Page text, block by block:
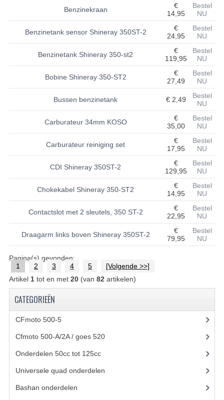
KETTING EN TANDWIELEN
KOEL SYSTEEM
MOTOR
REM SYSTEEM
SCHOKBREKERS
STUUR INRICHTING
GEREEDSCHAP
BASHAN 250-11B
KAPPEN EN FRAME
Benzinekraan
€
14,95
Bestel
NU
Benzinetank sensor Shineray 350ST-2
€
24,95
Bestel
NU
Benzinetank Shineray 350-st2
€
119,95
Bestel
NU
Bobine Shineray 350-ST2
€
27,49
Bestel
NU
Bussen benzinetank € 2,49
Bestel
NU
Carburateur 34mm KOSO
€
35,00
Bestel
NU
Carburateur reiniging set
€
17,95
Bestel
NU
CDI Shineray 350ST-2
€
129,95
Bestel
NU
Chokekabel Shineray 350-ST2
€
14,95
Bestel
NU
Contactslot met 2 sleutels, 350 ST-2
€
22,95
Bestel
NU
Draagarm links boven Shineray 350ST-2
€
79,95
Bestel
NU
Pagina(s) gevonden:
1
2 3 4 5
[Volgende >>]
Artikel 1tot en met 20(van 82artikelen)
CATEGORIEËN
CFmoto 500-5(5)
Cfmoto 500-A/2A / goes 520(347)
Onderdelen 50cc tot 125cc(49)
Universele quad onderdelen
Bashan onderdelen